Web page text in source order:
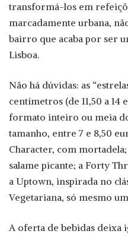
transformá-los em
marcadamente urbana,
bairro que acaba por ser
Lisboa.
Não há dúvidas: as
centímetros (de 11,50 a
formato inteiro ou meia
tamanho, entre 7 e 8,50
Character, com
salame picante; a Forty
a Uptown, inspirada no
Vegetariana, só mesmo
A oferta de bebidas deixa